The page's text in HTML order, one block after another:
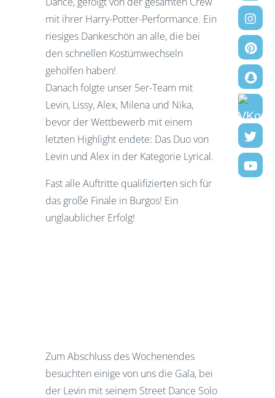
mit ihrer Harry-Potter-Performance. Ein
riesiges Dankeschön an alle, die bei
den schnellen Kostümwechseln
geholfen haben!
Danach folgte unser 5er-Team mit
Levin, Lissy, Alex, Milena und Nika,
bevor der Wettbewerb mit einem
letzten Highlight endete: Das Duo von
Levin und Alex in der Kategorie Lyrical.
Fast alle Auftritte qualifizierten sich für
das große Finale in Burgos! Ein
unglaublicher Erfolg!
Zum Abschluss des Wochenendes
besuchten einige von uns die Gala, bei
der Levin mit seinem Street Dance Solo